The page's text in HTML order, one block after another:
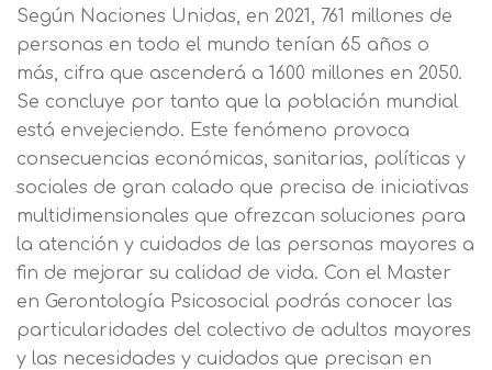
Según Naciones Unidas, en 2021, 761 millones de
personas en todo el mundo tenían 65 años o
más, cifra que ascenderá a 1600 millones en 2050.
Se concluye por tanto que la población mundial
está envejeciendo. Este fenómeno provoca
consecuencias económicas, sanitarias, políticas y
sociales de gran calado que precisa de iniciativas
multidimensionales que ofrezcan soluciones para
la atención y cuidados de las personas mayores a
fin de mejorar su calidad de vida. Con el Master
en Gerontología Psicosocial podrás conocer las
particularidades del colectivo de adultos mayores
y las necesidades y cuidados que precisan en